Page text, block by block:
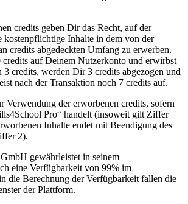
credits geben Dir das Recht, auf der
kostenpflichtige Inhalte in dem von der
credits abgedeckten Umfang zu erwerben.
auf Deinem Nutzerkonto und erwirbst
credits, werden Dir 3 credits abgezogen und
nach der Transaktion noch 7 credits auf.
Verwendung der erworbenen credits, sofern
Pro“ handelt (insoweit gilt Ziffer
Inhalte endet mit Beendigung des
2).
gewährleistet in seinem
eine Verfügbarkeit von 99% im
die Berechnung der Verfügbarkeit fallen die
der Plattform.